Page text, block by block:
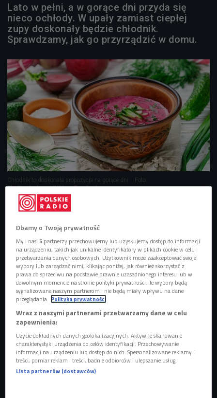
Lato w pełni, a w gorące dni przyda się
nieco ochłody. W upały zamiast ciepłej
zupy doskonały będzie chłodnik.
Sprawdzamy, jak go przyrządzić w domu.
Chłodnik to doskonała propozycja na gorące dni.
Foto:
Shutterstock.com/Viktory Panchenko
Upały dają się we znaki, a to oznacza, że czas na
zielony, czerwony? Z pomidorów, botwinki, ogórków,
awokado czy w wersji owocowej z truskawkami,
brzoskwiniami i arbuzem?Pomysłów jest wiele, a każdy
znajdzie coś dla siebie, bo chłodnik to doskonałe danie na
gorące lato.
Chłodnik idealnie nadaje się na obiad i na kolację, ale można
także po niego sięgnąć w ciągu dnia. Szef kuchni Bartek
Adamski zdradza przepis na chłodnik z ogórkami i
melonem, aromatyzowany kolendrą i miętą. - Ten przepis
cieszy się dużą popularnością wśród restauratorów. Jest
nie tylko pyszny, ale także łatwy do przyrządzenia - mówi. -
Każdy bez trudności zrobi go w domu i osiągnie danie na
Dbamy o Twoją prywatność
My i nasi5 partnerzy przechowujemy lub uzyskujemy dostęp do informacji
na urządzeniu, takich jak unikalne identyfikatory w plikach cookie w celu
przetwarzania danych osobowych. Użytkownik może zaakceptować swoje
wybory lub zarządzać nimi, klikając poniżej, jak również skorzystać z
prawa do sprzeciwu na podstawie prawnie uzasadnionego interesu lub w
dowolnym momencie na stronie polityki prywatności. Te wybory będą
sygnalizowane naszym partnerom i nie będą miały wpływu na dane
przeglądania. Polityka prywatności
Wraz z naszymi partnerami przetwarzamy dane w celu
zapewnienia:
Użycie dokładnych danych geolokalizacyjnych. Aktywne skanowanie
charakterystyki urządzenia do celów identyfikacji. Przechowywanie
informacji na urządzeniu lub dostęp do nich. Spersonalizowane reklamy i
treści, pomiar reklam i treści, badnie odbiorców i ulepszanie usług.
Lista partnerów (dostawców)